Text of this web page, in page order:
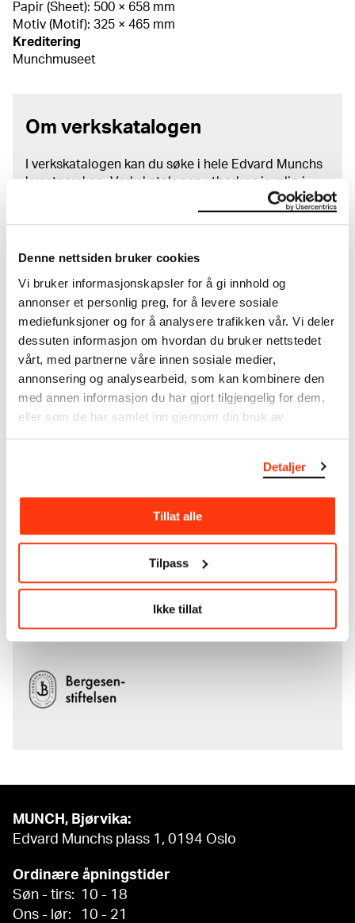
Denne nettsiden bruker cookies
Vi bruker informasjonskapsler for å gi innhold og
annonser et personlig preg, for å levere sosiale
mediefunksjoner og for å analysere trafikken vår. Vi deler
dessuten informasjon om hvordan du bruker nettstedet
vårt, med partnerne våre innen sosiale medier,
annonsering og analysearbeid, som kan kombinere den
med annen informasjon du har gjort tilgjengelig for dem,
eller som de har samlet inn gjennom din bruk av
tjenestene deres.
Detaljer
Tillat alle
Tilpass
Ikke tillat
Papir (Sheet): 500 × 658 mm
Motiv (Motif): 325 × 465 mm
Kreditering
Munchmuseet
Om verkskatalogen
I verkskatalogen kan du søke i hele Edvard Munchs
kunstnerskap. Verkskatalogen utbedres jevnlig i
samsvar med den nyeste forskningen. Vi tar
forbehold om at feil kan forekomme.
MUNCHs samling består av over 42 000 unike
kunstverk. I tillegg til den ekstraordinære samlingen
somEdvard Munch testamenterte til Oslo
kommune i 1940, rommer museet også samlingene
til Rolf Stenersen, Amaldus Nielsen og Ludvig O.
Ravensberg.
Merom MUNCHssamling
Les mer om arbeidet med å digitalisere Munchs
Den digitale tilgjengeliggjøringen av museets
samling og katalogen over Edvard Munchs
MUNCH, Bjørvika:
Edvard Munchs plass 1, 0194 Oslo
Ordinære åpningstider
Søn - tirs: 10 - 18
Ons - lør: 10 - 21